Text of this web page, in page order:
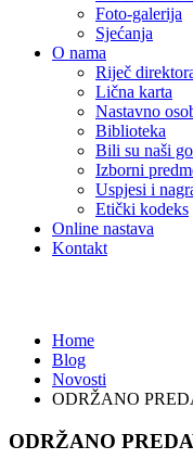
Foto-galerija
Sjećanja
O nama
Riječ
Lična karta
Nastavno
Biblioteka
Bili su naši
Izborni
Uspjesi i
Etički kodeks
Online nastava
Kontakt
Home
Blog
Novosti
ODRŽANO
ODRŽANO